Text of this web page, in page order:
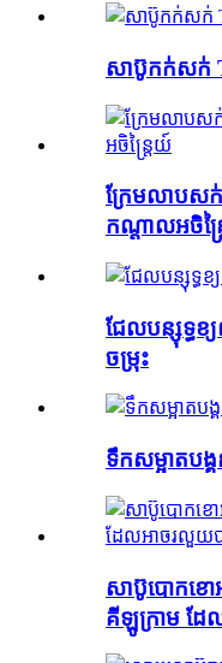
សាប៊ូកក់សក់
ក្រែមលាបស
កណ្តាលអចិន្ត្
ជែល​បន្សុទ្ធ​ខ្
ចម្រុះ
ទឹកសម្អាតប
សាប៊ូបោកខោអ
គីឡូក្រាម ដែ